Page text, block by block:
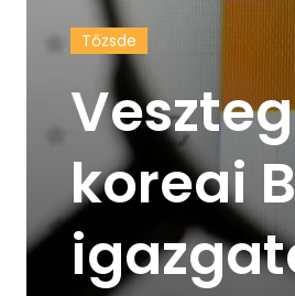
Tőzsde
koreai